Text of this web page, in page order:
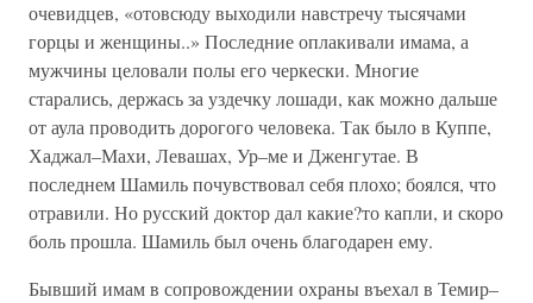
очевидцев, «отовсюду выходили навстречу тысячами
горцы и женщины..» Последние оплакивали имама, а
мужчины целовали полы его черкески. Многие
старались, держась за уздечку лошади, как можно дальше
от аула проводить дорогого человека. Так было в Куппе,
Хаджал–Махи, Левашах, Ур–ме и Дженгутае. В
последнем Шамиль почувствовал себя плохо; боялся, что
отравили. Но русский доктор дал какие?то капли, и скоро
боль прошла. Шамиль был очень благодарен ему.
Бывший имам в сопровождении охраны въехал в Темир–